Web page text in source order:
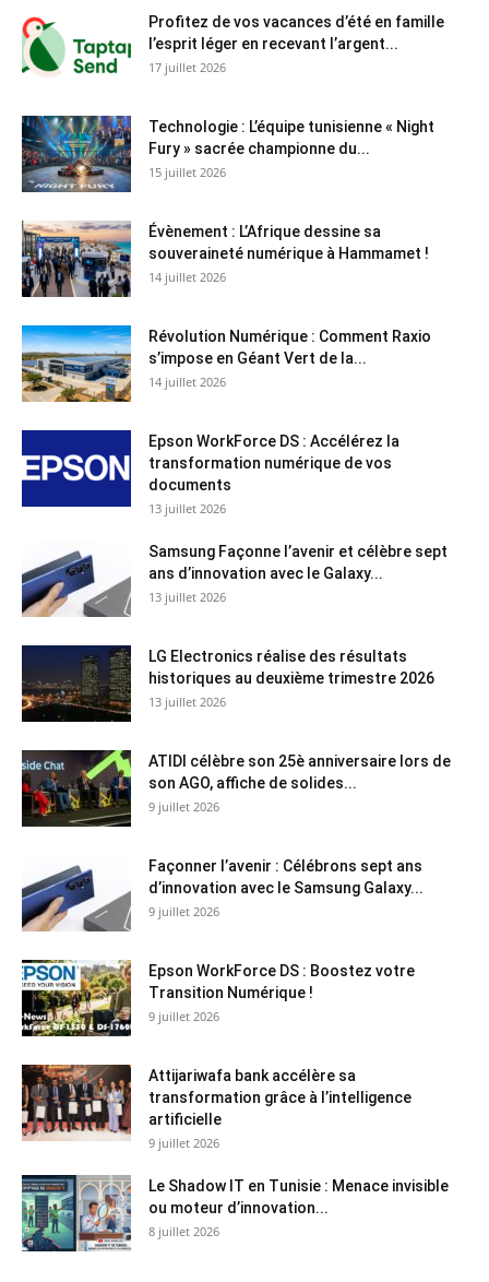
Profitez de vos vacances d’été en famille
l’esprit léger en recevant l’argent...
17 juillet 2026
Technologie : L’équipe tunisienne « Night
Fury » sacrée championne du...
15 juillet 2026
Évènement : L’Afrique dessine sa
souveraineté numérique à Hammamet !
14 juillet 2026
Révolution Numérique : Comment Raxio
s’impose en Géant Vert de la...
14 juillet 2026
Epson WorkForce DS : Accélérez la
transformation numérique de vos
documents
13 juillet 2026
Samsung Façonne l’avenir et célèbre sept
ans d’innovation avec le Galaxy...
13 juillet 2026
LG Electronics réalise des résultats
historiques au deuxième trimestre 2026
13 juillet 2026
ATIDI célèbre son 25è anniversaire lors de
son AGO, affiche de solides...
9 juillet 2026
Façonner l’avenir : Célébrons sept ans
d’innovation avec le Samsung Galaxy...
9 juillet 2026
Epson WorkForce DS : Boostez votre
Transition Numérique !
9 juillet 2026
Attijariwafa bank accélère sa
transformation grâce à l’intelligence
artificielle
9 juillet 2026
Le Shadow IT en Tunisie : Menace invisible
ou moteur d’innovation...
8 juillet 2026